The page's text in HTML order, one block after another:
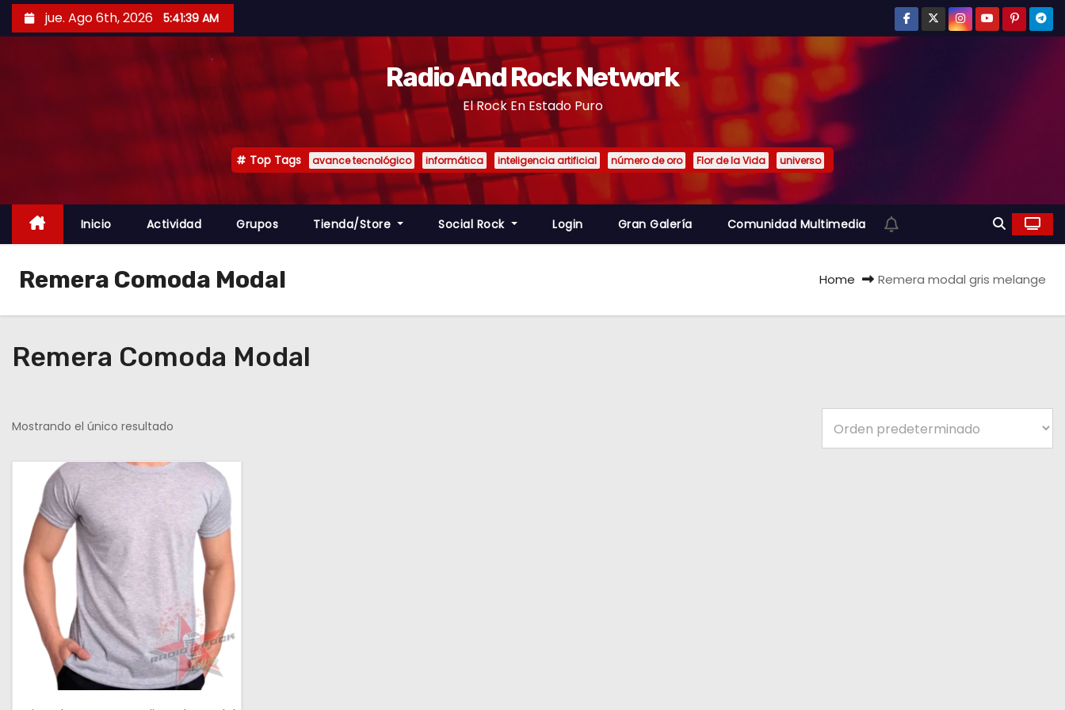
jue. Ago 6th, 2026 5:41:39 AM
Radio And Rock Network
El Rock En Estado Puro
Top Tags avance tecnológico informática inteligencia artificial número de oro Flor de la Vida universo
Inicio Actividad Grupos Tienda/Store Social Rock Login Gran Galería Comunidad Multimedia
Remera Comoda Modal Home Remera modal gris melange
Remera Comoda Modal
Mostrando el único resultado